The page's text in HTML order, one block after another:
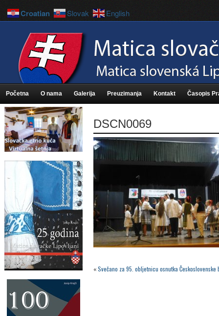
Početna O nama Galerija Preuzimanja Kontakt Časopis
DSCN0069
«Svečano za 95. obljetnicu osnutka
Croatian Slovak English